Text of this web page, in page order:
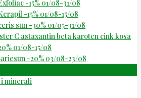
-15% 01/08-31/08
-15% 01/08-15/08
sun -30% 01/05-31/08
C astaxantin beta karoten cink kosa
01/08-15/08
-20% 03/08-23/08
minerali